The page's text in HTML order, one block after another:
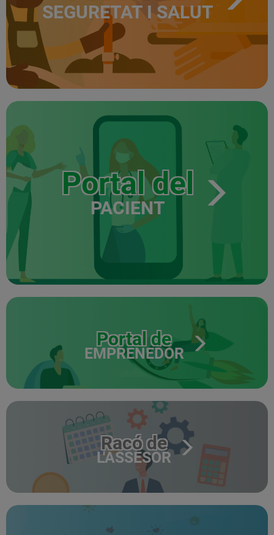
SEGURETAT I SALUT
Portal del
PACIENT
Portal de
EMPRENEDOR
Racó de
L'ASSESOR